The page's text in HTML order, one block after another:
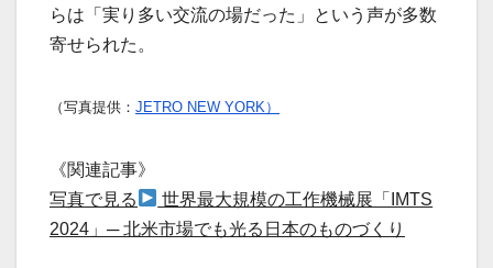
らは「実り多い交流の場だった」という声が多数
寄せられた。
（写真提供： JETRO NEW YORK）
《関連記事》
写真で見る
世界最大規模の工作機械展「IMTS
2024」─ 北米市場でも光る日本のものづくり